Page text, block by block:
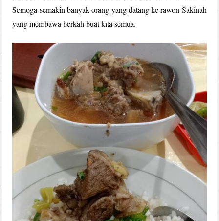
Semoga semakin banyak orang yang datang ke rawon Sakinah
yang membawa berkah buat kita semua.